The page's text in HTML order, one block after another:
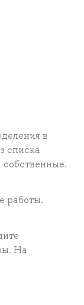
в
списка
работы.
На